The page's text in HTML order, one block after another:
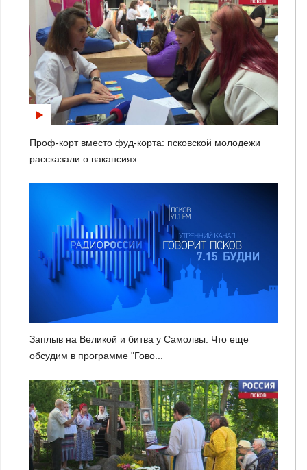
Проф-корт вместо фуд-корта: псковской молодежи
рассказали о вакансиях ...
Заплыв на Великой и битва у Самолвы. Что еще
обсудим в программе "Гово...